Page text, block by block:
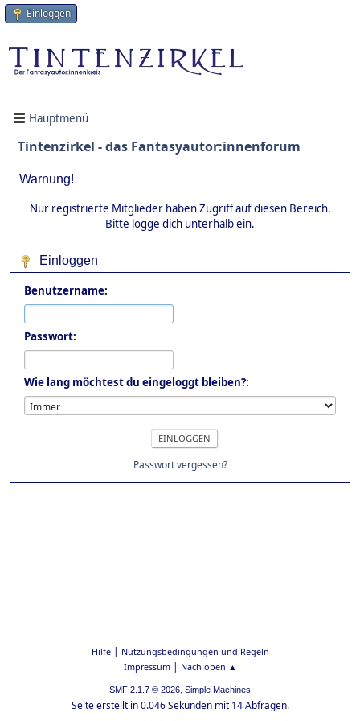
Einloggen
Hauptmenü
Tintenzirkel - das Fantasyautor:innenforum
Warnung!
Nur registrierte Mitglieder haben Zugriff auf diesen Bereich.
Bitte logge dich unterhalb ein.
Einloggen
Benutzername:
Passwort:
Wie lang möchtest du eingeloggt bleiben?:
Passwort vergessen?
Hilfe| Nutzungsbedingungen und Regeln
Impressum| Nach oben ▲
SMF 2.1.7 © 2026, Simple Machines
Seite erstellt in 0.046 Sekunden mit 14 Abfragen.